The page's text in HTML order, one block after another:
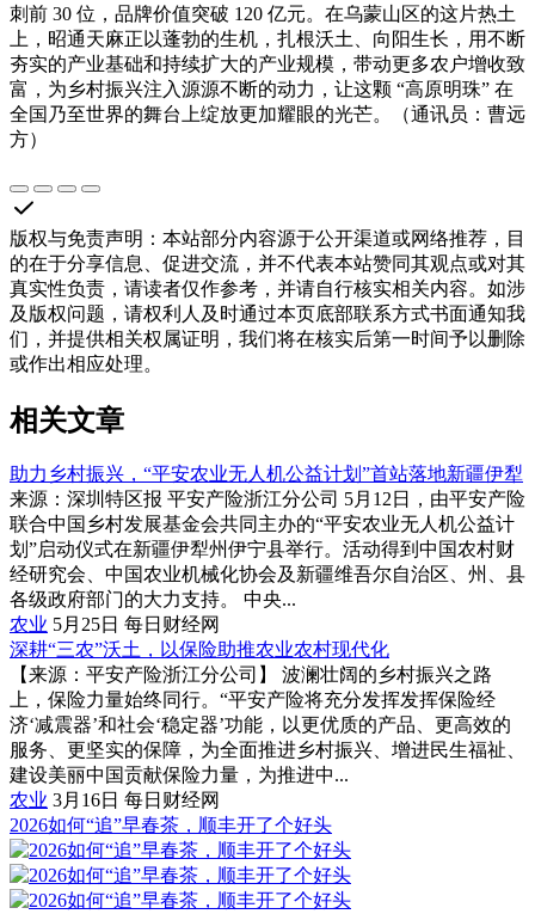
刺前 30 位，品牌价值突破 120 亿元。在乌蒙山区的这片热土
上，昭通天麻正以蓬勃的生机，扎根沃土、向阳生长，用不断
夯实的产业基础和持续扩大的产业规模，带动更多农户增收致
富，为乡村振兴注入源源不断的动力，让这颗 “高原明珠” 在
全国乃至世界的舞台上绽放更加耀眼的光芒。（通讯员：曹远
方）
版权与免责声明 ： 本站部分内容源于公开渠道或网络推荐，目
的在于分享信息、促进交流，并不代表本站赞同其观点或对其
真实性负责，请读者仅作参考，并请自行核实相关内容。如涉
及版权问题，请权利人及时通过本页底部联系方式书面通知我
们，并提供相关权属证明，我们将在核实后第一时间予以删除
或作出相应处理。
相关文章
助力乡村振兴，“平安农业无人机公益计划”首站落地新疆伊犁
来源：深圳特区报 平安产险浙江分公司 5月12日，由平安产险
联合中国乡村发展基金会共同主办的“平安农业无人机公益计
划”启动仪式在新疆伊犁州伊宁县举行。活动得到中国农村财
经研究会、中国农业机械化协会及新疆维吾尔自治区、州、县
各级政府部门的大力支持。 中央...
农业 5月25日 每日财经网
深耕“三农”沃土，以保险助推农业农村现代化
【来源：平安产险浙江分公司】 波澜壮阔的乡村振兴之路
上，保险力量始终同行。“平安产险将充分发挥发挥保险经
济‘减震器’和社会‘稳定器’功能，以更优质的产品、更高效的
服务、更坚实的保障，为全面推进乡村振兴、增进民生福祉、
建设美丽中国贡献保险力量，为推进中...
农业 3月16日 每日财经网
2026如何“追”早春茶，顺丰开了个好头